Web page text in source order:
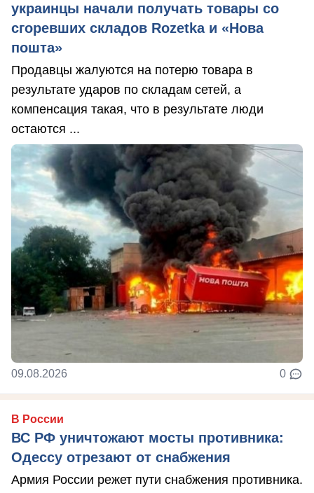
украинцы начали получать товары со
сгоревших складов Rozetka и «Нова
пошта»
Продавцы жалуются на потерю товара в
результате ударов по складам сетей, а
компенсация такая, что в результате люди
остаются ...
09.08.2026 0
В России
ВС РФ уничтожают мосты противника:
Одессу отрезают от снабжения
Армия России режет пути снабжения противника.